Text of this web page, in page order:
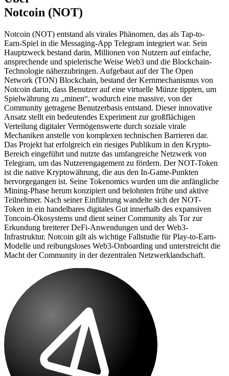
Notcoin (NOT)
Notcoin (NOT) entstand als virales Phänomen, das als Tap-to-
Earn-Spiel in die Messaging-App Telegram integriert war. Sein
Hauptzweck bestand darin, Millionen von Nutzern auf einfache,
ansprechende und spielerische Weise Web3 und die Blockchain-
Technologie näherzubringen. Aufgebaut auf der The Open
Network (TON) Blockchain, bestand der Kernmechanismus von
Notcoin darin, dass Benutzer auf eine virtuelle Münze tippten, um
Spielwährung zu „minen“, wodurch eine massive, von der
Community getragene Benutzerbasis entstand. Dieser innovative
Ansatz stellt ein bedeutendes Experiment zur großflächigen
Verteilung digitaler Vermögenswerte durch soziale virale
Mechaniken anstelle von komplexen technischen Barrieren dar.
Das Projekt hat erfolgreich ein riesiges Publikum in den Krypto-
Bereich eingeführt und nutzte das umfangreiche Netzwerk von
Telegram, um das Nutzerengagement zu fördern. Der NOT-Token
ist die native Kryptowährung, die aus den In-Game-Punkten
hervorgegangen ist. Seine Tokenomics wurden um die anfängliche
Mining-Phase herum konzipiert und belohnten frühe und aktive
Teilnehmer. Nach seiner Einführung wandelte sich der NOT-
Token in ein handelbares digitales Gut innerhalb des expansiven
Toncoin-Ökosystems und dient seiner Community als Tor zur
Erkundung breiterer DeFi-Anwendungen und der Web3-
Infrastruktur. Notcoin gilt als wichtige Fallstudie für Play-to-Earn-
Modelle und reibungsloses Web3-Onboarding und unterstreicht die
Macht der Community in der dezentralen Netzwerklandschaft.